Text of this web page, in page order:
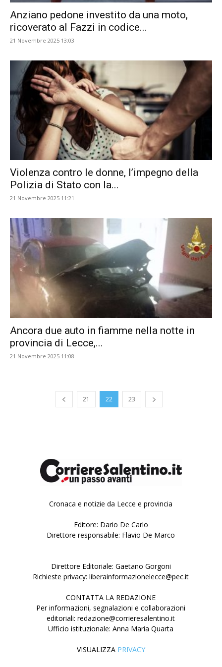
Anziano pedone investito da una moto,
ricoverato al Fazzi in codice...
21 Novembre 2025 13:03
Violenza contro le donne, l’impegno della
Polizia di Stato con la...
21 Novembre 2025 11:21
Ancora due auto in fiamme nella notte in
provincia di Lecce,...
21 Novembre 2025 11:08
21 22 23
Cronaca e notizie da Lecce e provincia
Editore: Dario De Carlo
Direttore responsabile: Flavio De Marco
Direttore Editoriale: Gaetano Gorgoni
Richieste privacy: liberainformazionelecce@pec.it
CONTATTA LA REDAZIONE
Per informazioni, segnalazioni e collaborazioni
editoriali: redazione@corrieresalentino.it
Ufficio istituzionale: Anna Maria Quarta
VISUALIZZA PRIVACY